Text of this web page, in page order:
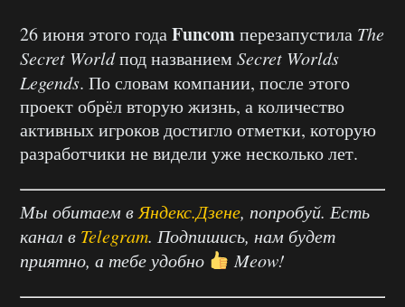
26 июня этого годаFuncomперезапустила The
Secret Worldпод названием Secret Worlds
Legends. По словам компании, после этого
проект обрёл вторую жизнь, а количество
активных игроков достигло отметки, которую
разработчики не видели уже несколько лет.
Мы обитаем в Яндекс.Дзене, попробуй. Есть
канал в Telegram. Подпишись, нам будет
приятно, а тебе удобно
Meow!